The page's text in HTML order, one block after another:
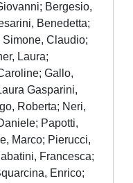
Bergesio,
Benedetta;
Simone, Claudio;
Laura;
Gallo,
Gasparini,
Roberta; Neri,
Papotti,
Marco; Pierucci,
Francesca;
Enrico;